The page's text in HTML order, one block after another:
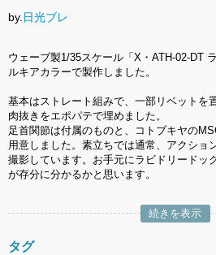
by.日光ブレ
ウェーブ製1/35スケール「X・ATH-02-DT
ルキアカラーで製作しました。
基本はストレート組みで、一部リベットを
肉抜きをエポパテで埋めました。
足首関節は付属のものと、コトブキヤの
用意しました。素立ちでは通常、アクショ
撮影しています。お手元にラビドリードッ
が存分に分かるかと思います。
続きを表示
タグ